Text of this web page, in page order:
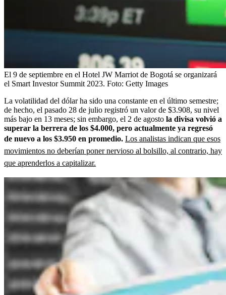
El 9 de septiembre en el Hotel JW Marriot de Bogotá se organizará
el Smart Investor Summit 2023. Foto: Getty Images
La volatilidad del dólar ha sido una constante en el último semestre;
de hecho, el pasado 28 de julio registró un valor de $3.908, su nivel
más bajo en 13 meses; sin embargo, el 2 de agosto la divisa volvió a
superar la berrera de los $4.000, pero actualmente ya regresó
de nuevo a los $3.950 en promedio. Los analistas indican que esos
movimientos no deberían poner nervioso al bolsillo, al contrario, hay
que aprenderlos a capitalizar.